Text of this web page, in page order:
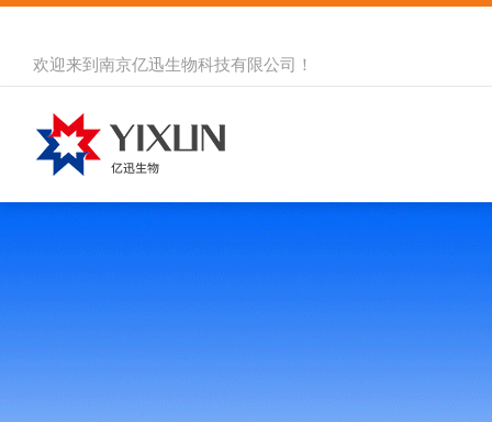
欢迎来到 南京亿迅生物科技有限公司 ！